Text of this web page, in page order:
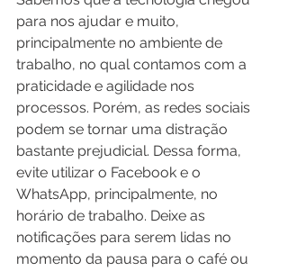
para nos ajudar e muito,
principalmente no ambiente de
trabalho, no qual contamos com a
praticidade e agilidade nos
processos. Porém, as redes sociais
podem se tornar uma distração
bastante prejudicial. Dessa forma,
evite utilizar o Facebook e o
WhatsApp, principalmente, no
horário de trabalho. Deixe as
notificações para serem lidas no
momento da pausa para o café ou